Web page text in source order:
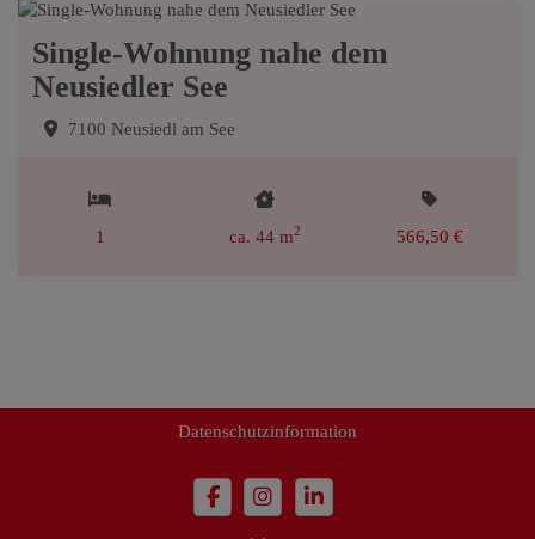
Single-Wohnung nahe dem
Neusiedler See
7100 Neusiedl am See
1 ca. 44 m2 566,50 €
Datenschutzinformation